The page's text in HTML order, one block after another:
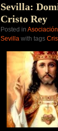
Cristo
Rey
en
Sevilla:
Cristo Rey
Posted in
Sevilla with tags